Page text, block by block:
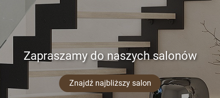
Zapraszamy do naszych salonów
Znajdź najbliższy salon